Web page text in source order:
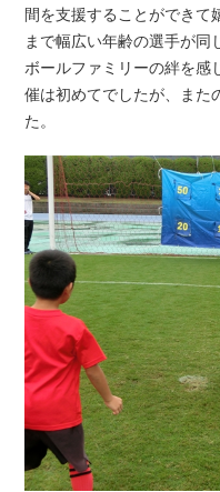
間を支援することができ
まで幅広い年齢の選手が同
ボールファミリーの絆を感
催は初めてでしたが、また
た。